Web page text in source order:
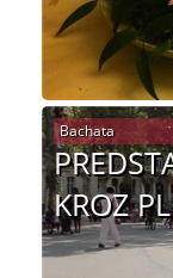
KROZ
Bachata